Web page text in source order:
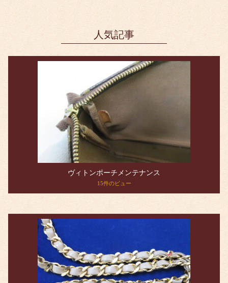
人気記事
ヴィトンポーチメンテナンス
15件のビュー